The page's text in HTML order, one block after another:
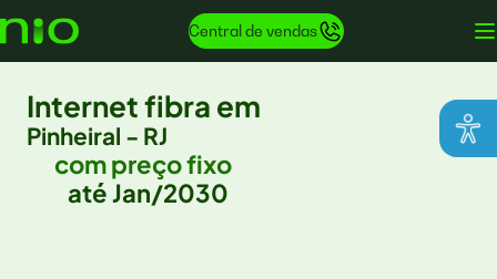
Central de vendas
Internet fibra em
Pinheiral - RJ
com preço fixo
até Jan/2030